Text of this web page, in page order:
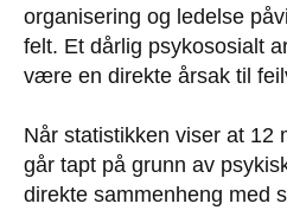
organisering og ledelse
felt. Et dårlig psykososialt
være en direkte årsak til
Når statistikken viser at 12
går tapt på grunn av
direkte sammenheng med